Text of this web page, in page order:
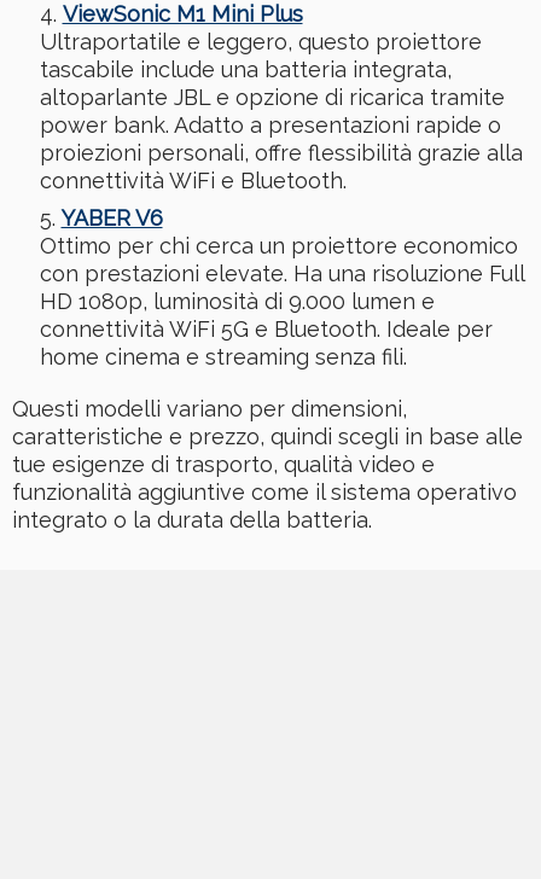
ViewSonic M1 Mini Plus
Ultraportatile e leggero, questo proiettore
tascabile include una batteria integrata,
altoparlante JBL e opzione di ricarica tramite
power bank. Adatto a presentazioni rapide o
proiezioni personali, offre flessibilità grazie alla
connettività WiFi e Bluetooth.
YABER V6
Ottimo per chi cerca un proiettore economico
con prestazioni elevate. Ha una risoluzione Full
HD 1080p, luminosità di 9.000 lumen e
connettività WiFi 5G e Bluetooth. Ideale per
home cinema e streaming senza fili.
Questi modelli variano per dimensioni,
caratteristiche e prezzo, quindi scegli in base alle
tue esigenze di trasporto, qualità video e
funzionalità aggiuntive come il sistema operativo
integrato o la durata della batteria.